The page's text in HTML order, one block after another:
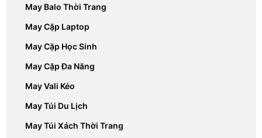
May Balo Thời Trang
May Cặp Laptop
May Cặp Học Sinh
May Cặp Đa Năng
May Vali Kéo
May Túi Du Lịch
May Túi Xách Thời Trang